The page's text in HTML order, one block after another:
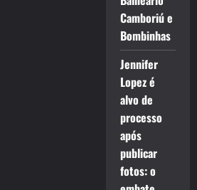
Camboriú e
Bombinhas
Jennifer
Lopez é
alvo de
processo
após
publicar
fotos: o